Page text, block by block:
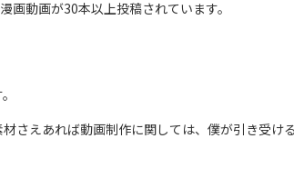
画動画が30本以上投稿されています。
さえあれば動画制作に関しては、僕が引き受け